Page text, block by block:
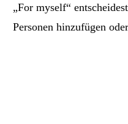
„For myself“
Personen hinzufügen